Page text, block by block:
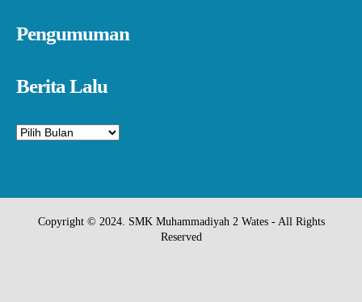
Pengumuman
Berita Lalu
Arsip
Copyright © 2024. SMK Muhammadiyah 2 Wates - All Rights
Reserved